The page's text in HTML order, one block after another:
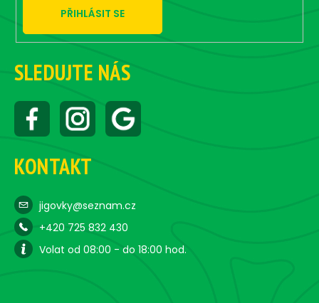
PŘIHLÁSIT SE
SLEDUJTE NÁS
KONTAKT
jigovky@seznam.cz
+420 725 832 430
Volat od 08:00 - do 18:00 hod.